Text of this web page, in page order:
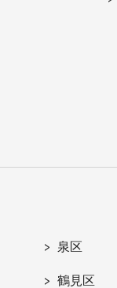
泉区
鶴見区